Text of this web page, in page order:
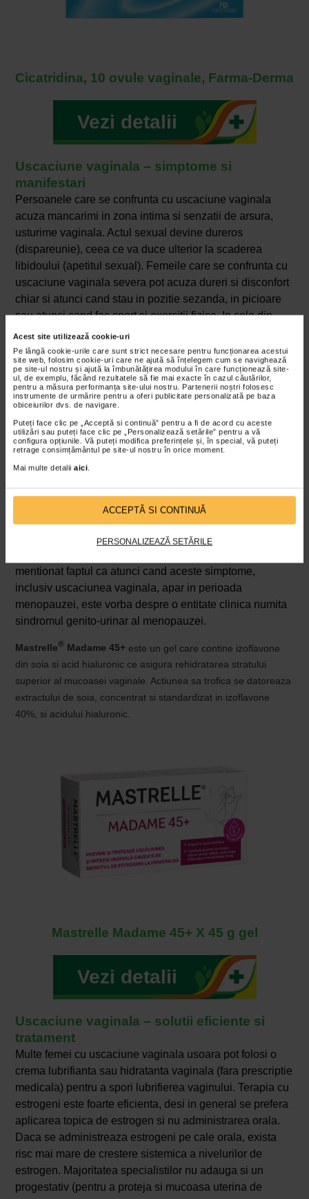
Acest site utilizează cookie-uri
Pe lângă cookie-urile care sunt strict necesare pentru funcționarea acestui
site web, folosim cookie-uri care ne ajută să înțelegem cum se navighează
pe site-ul nostru și ajută la îmbunătățirea modului în care funcționează site-
ul, de exemplu, făcând rezultatele să fie mai exacte în cazul căutărilor,
pentru a măsura performanța site-ului nostru. Partenerii noștri folosesc
instrumente de urmărire pentru a oferi publicitate personalizată pe baza
obiceiurilor dvs. de navigare.
Puteți face clic pe „Acceptă si continuă” pentru a fi de acord cu aceste
utilizări sau puteți face clic pe „Personalizează setările” pentru a vă
configura opțiunile. Vă puteți modifica preferințele și, în special, vă puteți
retrage consimțământul pe site-ul nostru în orice moment.
Mai multe detalii aici
ACCEPTĂ SI CONTINUĂ
PERSONALIZEAZĂ SETĂRILE
Cicatridina, 10 ovule vaginale, Farma-Derma
Vezi detalii
Uscaciune vaginala – simptome si
manifestari
Persoanele care se confrunta cu uscaciune vaginala
acuza mancarimi in zona intima si senzatii de arsura,
usturime vaginala. Actul sexual devine dureros
(dispareunie), ceea ce va duce ulterior la scaderea
libidoului (apetitul sexual). Femeile care se confrunta cu
uscaciune vaginala severa pot acuza dureri si disconfort
chiar si atunci cand stau in pozitie sezanda, in picioare
sau atunci cand fac sport si exercitii fizice. In cele din
urma, tesutul vaginal uscat pe termen lung va creste
riscul de infectii frecvente (urinare si vaginale). Durerile
apar in timpul actului sexual si foarte des se resimt si
dupa finalizarea acestuia. Desi mai rar, pot aparea
sangerari dupa actul sexual.
Infectiile urinaresunt mult mai frecvente la femeile cu
uscaciune vaginala, deoarece se observa o alterare a
pH-ului si microbiomului vaginal, ceea ce favorizeaza
colonizarea cu diferite specii de drojdii sau bacterii. Un
semn al infectiei urinare este aparitia senzatiei de
usturime sau arsura in timpul urinarii, precum si
necesitatea de a urina mult mai des. Nu doar vaginul
este afectat, ci si structurile anexe ale aparatului
mentionat faptul ca atunci cand aceste simptome,
inclusiv uscaciunea vaginala, apar in perioada
menopauzei, este vorba despre o entitate clinica numita
sindromul genito-urinar al menopauzei.
Mastrelle®Madame 45+este un gel care contine izoflavone
din soia si acid hialuronic ce asigura rehidratarea stratului
superior al mucoasei vaginale. Actiunea sa trofica se datoreaza
extractului de soia, concentrat si standardizat in izoflavone
40%, si acidului hialuronic.
Mastrelle Madame 45+ X 45 g gel
Vezi detalii
Uscaciune vaginala – solutii eficiente si
tratament
Multe femei cu uscaciune vaginala usoara pot folosi o
crema lubrifianta sau hidratanta vaginala (fara prescriptie
medicala) pentru a spori lubrifierea vaginului. Terapia cu
estrogeni este foarte eficienta, desi in general se prefera
aplicarea topica de estrogen si nu administrarea orala.
Daca se administreaza estrogeni pe cale orala, exista
risc mai mare de crestere sistemica a nivelurilor de
estrogen. Majoritatea specialistilor nu adauga si un
progestativ (pentru a proteja si mucoasa uterina de